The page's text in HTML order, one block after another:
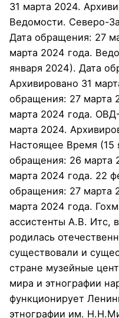
31 марта 2024.
Ведомости. Северо-
Дата обращения: 27
марта 2024 года.
января 2024). Дата
Архивировано 31
обращения: 27 марта
марта 2024 года.
марта 2024.
Настоящее Время (15
обращения: 26 марта
марта 2024 года. 22
обращения: 27 марта
марта 2024 года.
ассистенты А.В. Итс,
родилась
существовали и
стране музейные
мира и этнографии
функционирует
этнографии им.